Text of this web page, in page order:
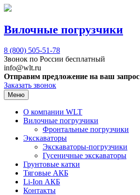
Вилочные погрузчики
8 (800) 505-51-78
Звонок по России бесплатный
info@wlt.ru
Отправим предложение на ваш запрос
Заказать звонок
Меню
О компании WLT
Вилочные погрузчики
Фронтальные погрузчики
Экскаваторы
Экскаваторы-погрузчики
Гусеничные экскаваторы
Грунтовые катки
Тяговые АКБ
Li-Ion АКБ
Контакты